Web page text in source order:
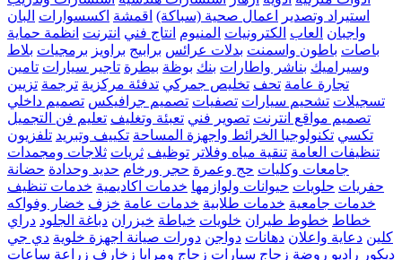
استيراد وتصدير
اعمال صحية (سباكة) اقمشة اكسسوارات البان
واجبان العاب الكترونيات المنيوم انتاج فني انترنت انظمة حماية
باصات باطون واسمنت بدلات عرائس برابيج براويز برمجيات بلاط
وسيراميك بناشر واطارات بنك بوظة بيطرة تاجير سيارات تامين
تجارة عامة تحف تخليص جمركي تدفئة مركزية ترجمة تزيين
تسجيلات تشحيم سيارات تصفيات تصميم جرافيكس تصميم داخلي
تصميم مواقع انترنت تصوير فني تعبئة وتغليف تعليم فن التجميل
تكسي تكنولوجيا الخرائط واجهزة المساحة تكييف وتبريد تلفزيون
تنظيفات العامة تنقية مياه وفلاتر توظيف ثريات ثلاجات ومجمدات
جامعات وكليات حج وعمرة حجر ورخام حديد وحدادة حضانة
حفريات حلويات حيوانات ولوازمها خدمات اكاديمية خدمات تنظيف
خدمات جامعية خدمات طلابية خدمات عامة خزف خضار وفواكه
خطاط خطوط طيران خلويات خياطة خيزران دباغة الجلود دراي
كلين دعاية واعلان دهانات دواجن دورات صيانة اجهزة خلوية دي جي
ديكور راديو روضة زجاج سيارات زجاج ومرايا زخارف زراعة ساعات